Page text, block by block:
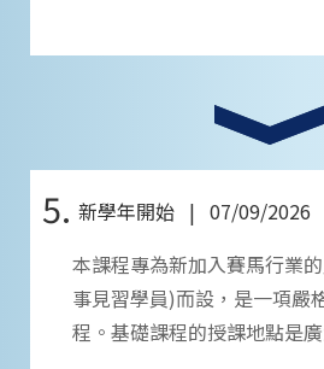
5. 新學年開始 | 07/09/2026
本課程專為新加入賽馬行業
事見習學員)而設，是一項嚴
程。基礎課程的授課地點是